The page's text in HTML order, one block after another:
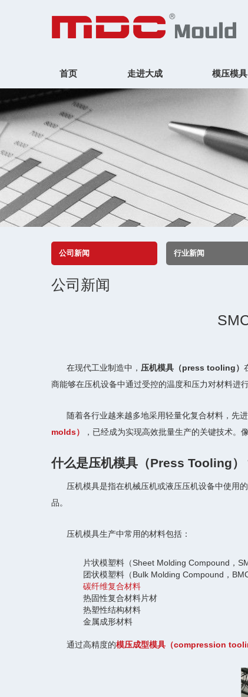
首页 走进大成 模压模具
公司新闻 行业新闻
公司新闻
在现代工业制造中， 压机模具（press tooling）
商能够在压机设备中通过受控的温度和压力对材料进行
随着各行业越来越多地采用轻量化复合材料，先
molds）
，已经成为实现高效批量生产的关键技术。像
什么是压机模具（Press Tooling）
压机模具是指在机械压机或液压压机设备中使用
品。
压机模具生产中常用的材料包括：
片状模塑料（Sheet Molding Compound，
团状模塑料（Bulk Molding Compound，BMC
碳纤维复合材料
热固性复合材料片材
热塑性结构材料
金属成形材料
通过高精度的模压成型模具（compression